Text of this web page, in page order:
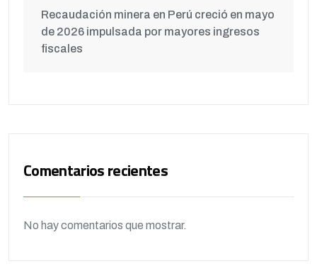
Recaudación minera en Perú creció en mayo
de 2026 impulsada por mayores ingresos
fiscales
Comentarios recientes
No hay comentarios que mostrar.